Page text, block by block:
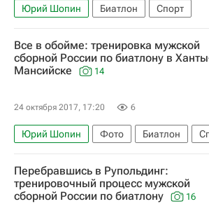
Юрий Шопин Биатлон
Спорт
Кубок мира по биатлону
Кубок IBU по биатлону
Матвей Елисеев
Антон Бабиков
Ольга Подчуфарова
Максим Цветков
Александр Логинов (биатлонист)
Все в обойме: тренировка мужской
сборной России по биатлону в
Мансийске
14
24 октября 2017, 17:20 6
Юрий Шопин Фото Биатлон
Матвей Елисеев
Антон Бабиков
Александр Логинов (биатлонист)
Алексей Волков
Евгений Гараничев
Перебравшись в Рупольдинг:
тренировочный процесс мужской
сборной России по биатлону
16